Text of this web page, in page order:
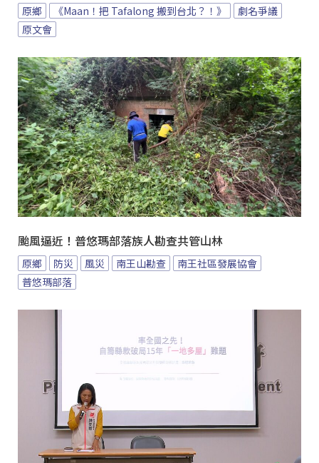
原鄉 《Maan！把 Tafalong 搬到台北？！》
劇名爭議
原文會
颱風逼近！普悠瑪部落族人勘查共管山林
原鄉 防災 風災 南王山勘查
南王社區發展協會
普悠瑪部落